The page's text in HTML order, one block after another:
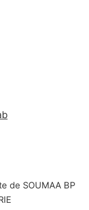
de SOUMAA BP